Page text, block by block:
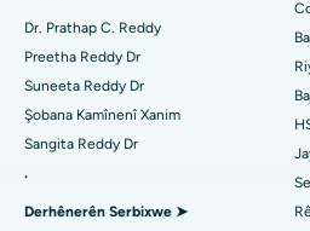
Diyabetolog bibîne
Jinekolog Bibîne
Nexweşxaneya herî baş li Kanpur
Nexweşxaneya herî baş li Sektora-
Nexweşxaneya herî baş li
Nexweşxaneya herî baş li
Ablation kateter
Veguhestina erikê Berepaş
Dr. Prathap C. Reddy
Preetha Reddy Dr
Suneeta Reddy Dr
Şobana Kamînenî Xanim
Sangita Reddy Dr
.
Derhênerên Serbixwe ➤